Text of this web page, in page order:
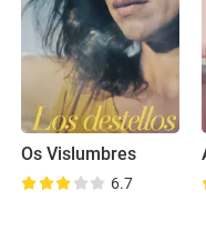
Os Vislumbres
6.7